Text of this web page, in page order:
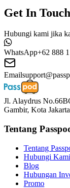
Get In Touch
Hubungi kami jika
WhatsApp+62 888
Email
Jl. Alaydrus
Gambir, Kota
Tentang
Tentang
Hubungi Kami
Blog
Hubungan
Promo